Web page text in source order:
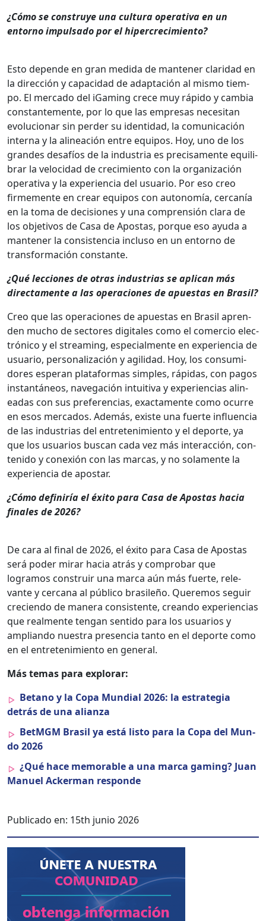
¿Cómo se con­struye una cul­tura oper­a­ti­va en un
entorno impul­sa­do por el hiper­crec­imien­to?
Esto depende en gran medi­da de man­ten­er clar­i­dad en
la direc­ción y capaci­dad de adaptación al mis­mo tiem­
po. El mer­ca­do del iGam­ing crece muy rápi­do y cam­bia
con­stan­te­mente, por lo que las empre­sas nece­si­tan
evolu­cionar sin perder su iden­ti­dad, la comu­ni­cación
inter­na y la alin­eación entre equipos. Hoy, uno de los
grandes desafíos de la indus­tria es pre­cisa­mente equi­li­
brar la veloci­dad de crec­imien­to con la orga­ni­zación
oper­a­ti­va y la expe­ri­en­cia del usuario. Por eso creo
firme­mente en crear equipos con autonomía, cer­canía
en la toma de deci­siones y una com­pren­sión clara de
los obje­tivos de Casa de Apos­tas, porque eso ayu­da a
man­ten­er la con­sis­ten­cia inclu­so en un entorno de
trans­for­ma­ción con­stante.
¿Qué lec­ciones de otras indus­trias se apli­can más
direc­ta­mente a las opera­ciones de apues­tas en Brasil?
Creo que las opera­ciones de apues­tas en Brasil apren­
den mucho de sec­tores dig­i­tales como el com­er­cio elec­
tróni­co y el stream­ing, espe­cial­mente en expe­ri­en­cia de
usuario, per­son­al­ización y agili­dad. Hoy, los con­sum­i­
dores esper­an platafor­mas sim­ples, ráp­i­das, con pagos
instan­tá­neos, nave­gación intu­iti­va y expe­ri­en­cias alin­
eadas con sus pref­er­en­cias, exac­ta­mente como ocurre
en esos mer­ca­dos. Además, existe una fuerte influ­en­cia
de las indus­trias del entreten­imien­to y el deporte, ya
que los usuar­ios bus­can cada vez más inter­ac­ción, con­
tenido y conex­ión con las mar­cas, y no sola­mente la
expe­ri­en­cia de apos­tar.
¿Cómo definiría el éxi­to para Casa de Apos­tas hacia
finales de 2026?
De cara al final de 2026, el éxi­to para Casa de Apos­tas
será poder mirar hacia atrás y com­pro­bar que
logramos con­stru­ir una mar­ca aún más fuerte, rel­e­
vante y cer­cana al públi­co brasileño. Quer­e­mos seguir
cre­cien­do de man­era con­sis­tente, cre­an­do expe­ri­en­cias
que real­mente ten­gan sen­ti­do para los usuar­ios y
amplian­do nues­tra pres­en­cia tan­to en el deporte como
en el entreten­imien­to en gen­er­al.
Más temas para explo­rar:
Betano y la Copa Mundi­al 2026: la estrate­gia
detrás de una alian­za
Bet­MGM Brasil ya está lis­to para la Copa del Mun­
do 2026
¿Qué hace mem­o­rable a una mar­ca gam­ing? Juan
Manuel Ack­er­man responde
Publicado en: 15th junio 2026